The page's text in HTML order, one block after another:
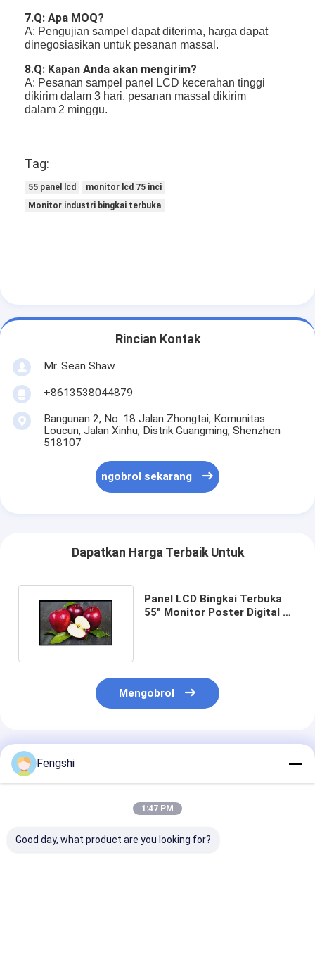
7.Q: Apa MOQ?
A: Pengujian sampel dapat diterima, harga dapat
dinegosiasikan untuk pesanan massal.
8.Q: Kapan Anda akan mengirim?
A: Pesanan sampel panel LCD kecerahan tinggi
dikirim dalam 3 hari, pesanan massal dikirim
dalam 2 minggu.
Tag:
55 panel lcd
monitor lcd 75 inci
Monitor industri bingkai terbuka
Rincian Kontak
Mr. Sean Shaw
+8613538044879
Bangunan 2, No. 18 Jalan Zhongtai, Komunitas
Loucun, Jalan Xinhu, Distrik Guangming, Shenzhen
518107
ngobrol sekarang
Dapatkan Harga Terbaik Untuk
Panel LCD Bingkai Terbuka
55" Monitor Poster Digital 55
Mengobrol
Rekomendasi Produk
Fengshi
1:47 PM
Good day, what product are you looking for?